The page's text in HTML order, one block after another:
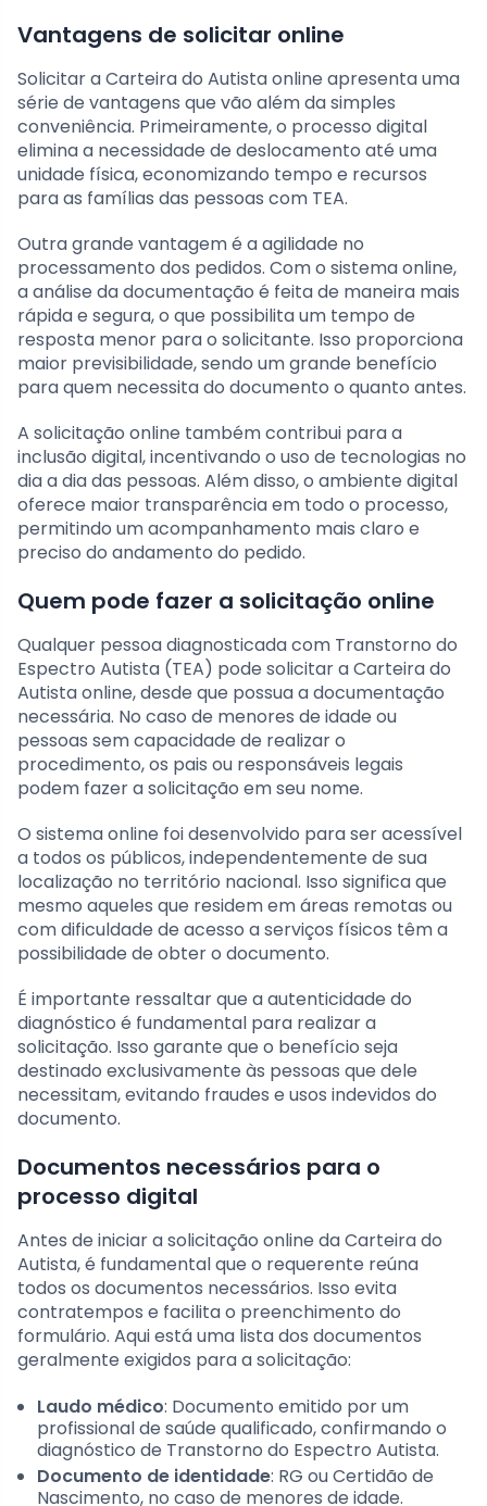
Vantagens de solicitar online
Solicitar a Carteira do Autista online apresenta uma
série de vantagens que vão além da simples
conveniência. Primeiramente, o processo digital
elimina a necessidade de deslocamento até uma
unidade física, economizando tempo e recursos
para as famílias das pessoas com TEA.
Outra grande vantagem é a agilidade no
processamento dos pedidos. Com o sistema online,
a análise da documentação é feita de maneira mais
rápida e segura, o que possibilita um tempo de
resposta menor para o solicitante. Isso proporciona
maior previsibilidade, sendo um grande benefício
para quem necessita do documento o quanto antes.
A solicitação online também contribui para a
inclusão digital, incentivando o uso de tecnologias no
dia a dia das pessoas. Além disso, o ambiente digital
oferece maior transparência em todo o processo,
permitindo um acompanhamento mais claro e
preciso do andamento do pedido.
Quem pode fazer a solicitação online
Qualquer pessoa diagnosticada com Transtorno do
Espectro Autista (TEA) pode solicitar a Carteira do
Autista online, desde que possua a documentação
necessária. No caso de menores de idade ou
pessoas sem capacidade de realizar o
procedimento, os pais ou responsáveis legais
podem fazer a solicitação em seu nome.
O sistema online foi desenvolvido para ser acessível
a todos os públicos, independentemente de sua
localização no território nacional. Isso significa que
mesmo aqueles que residem em áreas remotas ou
com dificuldade de acesso a serviços físicos têm a
possibilidade de obter o documento.
É importante ressaltar que a autenticidade do
diagnóstico é fundamental para realizar a
solicitação. Isso garante que o benefício seja
destinado exclusivamente às pessoas que dele
necessitam, evitando fraudes e usos indevidos do
documento.
Documentos necessários para o
processo digital
Antes de iniciar a solicitação online da Carteira do
Autista, é fundamental que o requerente reúna
todos os documentos necessários. Isso evita
contratempos e facilita o preenchimento do
formulário. Aqui está uma lista dos documentos
geralmente exigidos para a solicitação:
Laudo médico: Documento emitido por um
profissional de saúde qualificado, confirmando o
diagnóstico de Transtorno do Espectro Autista.
Documento de identidade: RG ou Certidão de
Nascimento, no caso de menores de idade.